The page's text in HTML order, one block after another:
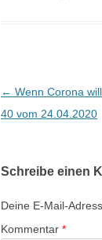
Beitragsnavigation
← Wenn Corona
40 vom 24.04.2020
Schreibe einen
Deine E-Mail-
Kommentar *